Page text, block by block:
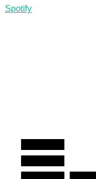
Spotify